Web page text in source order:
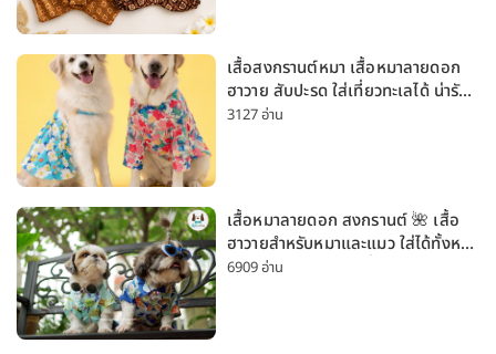
เสื้อสงกรานต์หมา เสื้อหมาลายดอก
ฮาวาย สับปะรด ใส่เที่ยวทะเลได้ น่ารัก
ใส่ได้ทั้งหมาเล็กและหมาใหญ่
3127 อ่าน
เสื้อหมาลายดอก สงกรานต์ 🌺 เสื้อ
ฮาวายสำหรับหมาและแมว ใส่ได้ทั้งหมา
เล็กและหมาใหญ่ ใส่เที่ยวทะเลน่ารัก
6909 อ่าน